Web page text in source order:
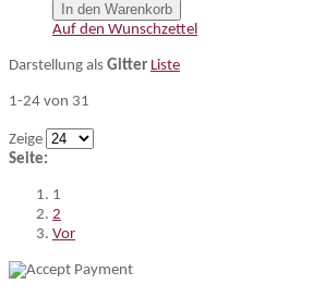
In den Warenkorb
Auf den Wunschzettel
Darstellung als Gitter Liste
1-24 von 31
Zeige
Seite:
1
2
Vor